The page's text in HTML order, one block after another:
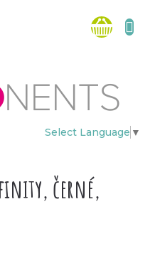
Select Language ▼
košík
černé,